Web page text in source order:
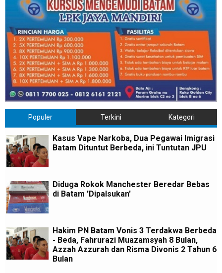
Populer Terkini Kategori
Kasus Vape Narkoba, Dua Pegawai Imigrasi
Batam Dituntut Berbeda, ini Tuntutan JPU
Diduga Rokok Manchester Beredar Bebas
di Batam 'Dipalsukan'
Hakim PN Batam Vonis 3 Terdakwa Berbeda
- Beda, Fahrurazi Muazamsyah 8 Bulan,
Azzah Azzurah dan Risma Divonis 2 Tahun 6
Bulan